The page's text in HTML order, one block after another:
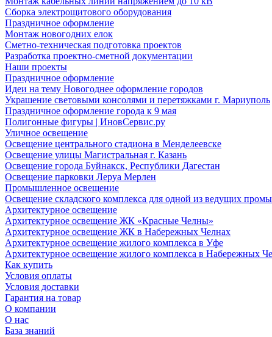
Сборка электрощитового оборудования
Праздничное оформление
Монтаж новогодних елок
Сметно-техническая подготовка проектов
Разработка проектно-сметной документации
Наши проекты
Праздничное оформление
Идеи на тему Новогоднее оформление городов
Украшение световыми консолями и перетяжками г. Мариуполь
Праздничное оформление города к 9 мая
Полигонные фигуры | ИновСервис.ру
Уличное освещение
Освещение центрального стадиона в Менделеевске
Освещение улицы Магистральная г. Казань
Освещение города Буйнакск, Республики Дагестан
Освещение парковки Леруа Мерлен
Промышленное освещение
Освещение складского комплекса для одной из ведущих
Архитектурное освещение
Архитектурное освещение ЖК «Красные Челны»
Архитектурное освещение ЖК в Набережных Челнах
Архитектурное освещение жилого комплекса в Уфе
Архитектурное освещение жилого комплекса в Набережных
Как купить
Условия оплаты
Условия доставки
Гарантия на товар
О компании
О нас
База знаний